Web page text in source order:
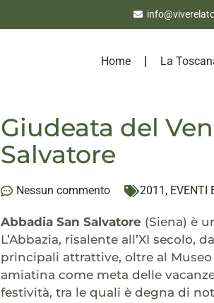
Home La
Giudeata del
Salvatore
Nessun commento 2011 , EVENTI
Abbadia San Salvatore (Siena) è
L’Abbazia, risalente all’XI
principali attrattive, oltre al Museo
amiatina come meta delle
festività, tra le quali è degna di